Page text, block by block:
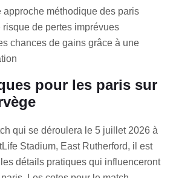
approche méthodique des paris
risque de pertes imprévues
chances de gains grâce à une
pour les paris sur
qui se déroulera le 5 juillet 2026 à
Stadium, East Rutherford, il est
détails pratiques qui influenceront